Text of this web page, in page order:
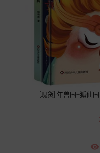
[现货] 年兽国+狐仙
